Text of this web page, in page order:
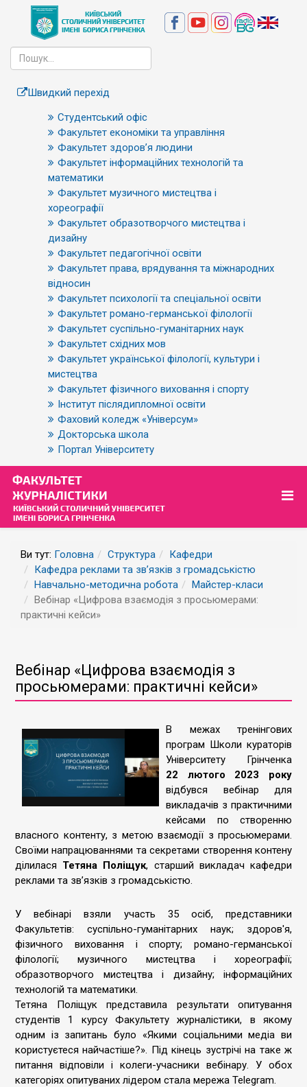
Швидкий перехід
Студентський офіс
Факультет економіки та управління
Факультет здоров’я людини
Факультет інформаційних технологій та
математики
Факультет музичного мистецтва і
хореографії
Факультет образотворчого мистецтва і
дизайну
Факультет педагогічної освіти
Факультет права, врядування та міжнародних
відносин
Факультет психології та спеціальної освіти
Факультет романо-германської філології
Факультет суспільно-гуманітарних наук
Факультет східних мов
Факультет української філології, культури і
мистецтва
Факультет фізичного виховання і спорту
Інститут післядипломної освіти
Фаховий коледж «Універсум»
Докторська школа
Портал Університету
Ви тут: Головна Структура
Кафедри
Кафедра реклами та зв’язків з громадськістю
Навчально-методична робота
Майстер-класи
Вебінар «Цифрова взаємодія з просьюмерами:
практичні кейси»
Вебінар «Цифрова взаємодія з
просьюмерами: практичні кейси»
В межах тренінгових
програм Школи кураторів
Університету Грінченка
22 лютого 2023 року
відбувся вебінар для
викладачів з практичними
кейсами по створенню
власного контенту, з метою взаємодії з просьюмерами.
Своїми напрацюваннями та секретами створення контену
ділилася Тетяна Поліщук, старший викладач кафедри
реклами та зв’язків з громадськістю.
У вебінарі взяли участь 35 осіб, представники
Факультетів: суспільно-гуманітарних наук; здоров'я,
фізичного виховання і спорту; романо-германської
філології; музичного мистецтва і хореографії;
образотворчого мистецтва і дизайну; інформаційних
технологій та математики.
Тетяна Поліщук представила результати опитування
студентів 1 курсу Факультету журналістики, в якому
одним із запитань було «Якими соціальними медіа ви
користуєтеся найчастіше?». Під кінець зустрічі на таке ж
питання відповіли і колеги-учасники вебінару. У обох
категоріях опитуваних лідером стала мережа Telegram.